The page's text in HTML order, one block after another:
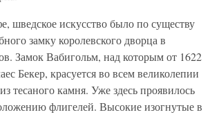
шведское искусство было по существу
замку королевского дворца в
Замок Вабигольм, над которым от 1622
Бекер, красуется во всем великолепии
тесаного камня. Уже здесь проявилось
флигелей. Высокие изогнутые в